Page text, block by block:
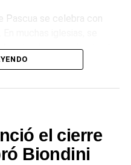
Pascua se celebra con
donde se enciende el
como la luz del mundo.
de chocolate
el cierre
Biondini